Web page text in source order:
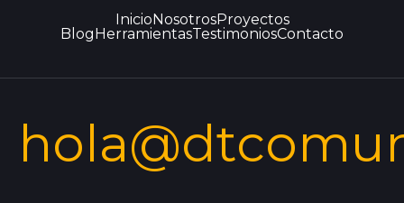
InicioNosotrosProyectos
BlogHerramientasTestimoniosContacto